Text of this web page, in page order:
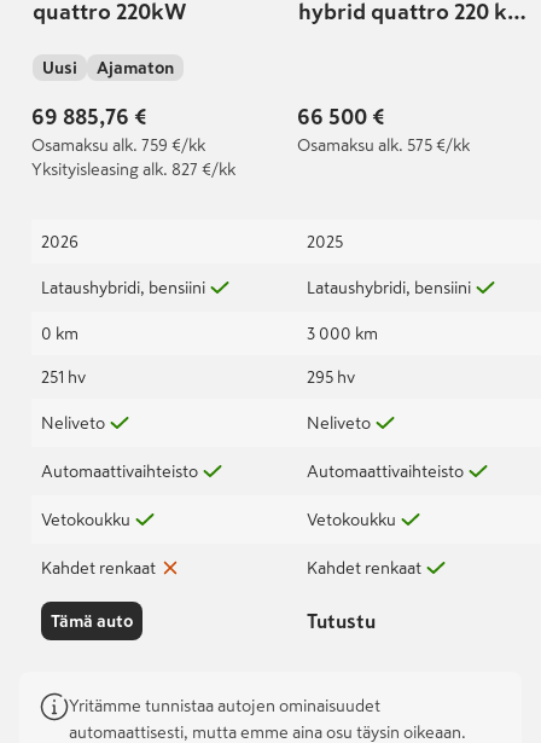
quattro 220kW
Uusi Ajamaton
69 885,76 €
Osamaksu alk. 759 €/kk
Yksityisleasing alk. 827 €/kk
2026
Lataushybridi, bensiini
0 km
251 hv
Neliveto
Automaattivaihteisto
Vetokoukku
Kahdet renkaat
Tämä auto
hybrid quattro 220 kW |
Vetokoukku
66 500 €
Osamaksu alk. 575 €/kk
2025
Lataushybridi, bensiini
3 000 km
295 hv
Neliveto
Automaattivaihteisto
Vetokoukku
Kahdet renkaat
Tutustu
Yritämme tunnistaa autojen ominaisuudet
automaattisesti, mutta emme aina osu täysin oikeaan.